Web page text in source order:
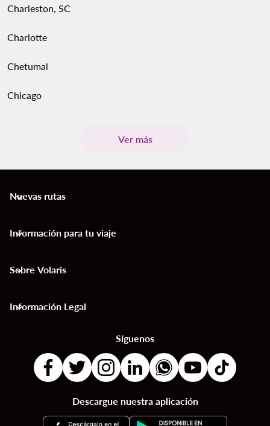
Charleston, SC
Charlotte
Chetumal
Chicago
Ver más
Nuevas rutas
keyboard_arrow_down
Información para tu viaje
keyboard_arrow_down
Sobre Volaris
keyboard_arrow_down
Información Legal
keyboard_arrow_down
Síguenos
Descargue nuestra aplicación